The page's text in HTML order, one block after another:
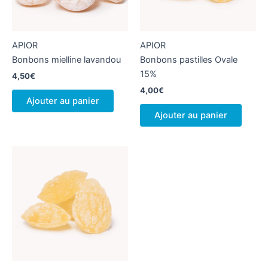
APIOR
Bonbons mielline lavandou
4,50€
Ajouter au panier
APIOR
Bonbons pastilles Ovale
15%
4,00€
Ajouter au panier